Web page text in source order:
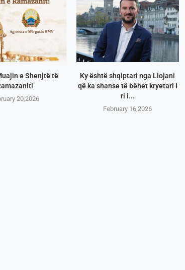
e Shenjtë të
20,2026
Ky është shqiptari nga Llojani
që ka shanse të bëhet kryetari i
ri i...
February 16,2026